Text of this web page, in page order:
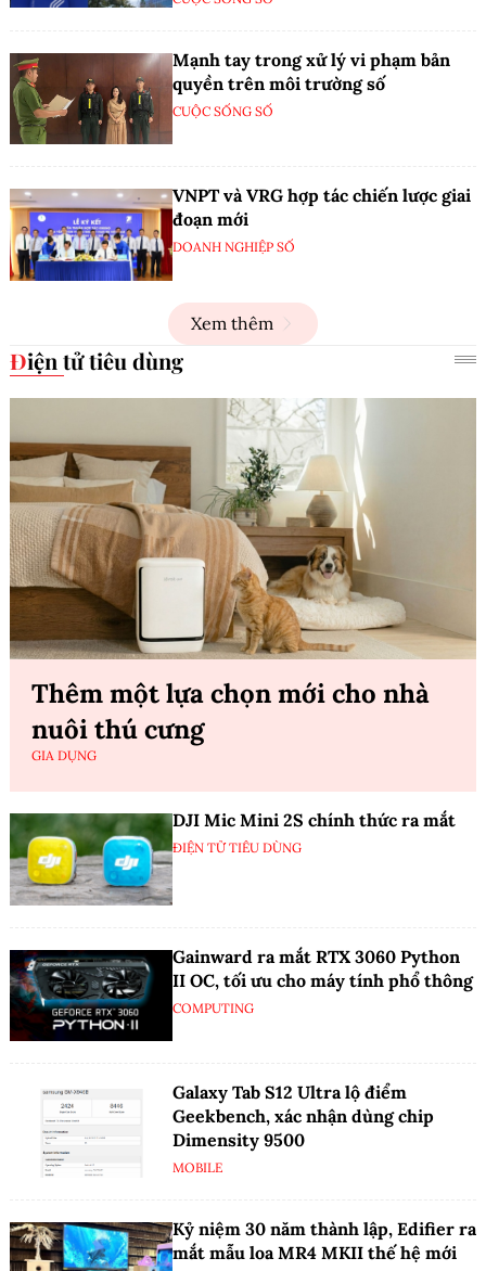
Mạnh tay trong xử lý vi phạm bản
quyền trên môi trường số
CUỘC SỐNG SỐ
VNPT và VRG hợp tác chiến lược giai
đoạn mới
DOANH NGHIỆP SỐ
Xem thêm
Điện tử tiêu dùng
Thêm một lựa chọn mới cho nhà
nuôi thú cưng
GIA DỤNG
DJI Mic Mini 2S chính thức ra mắt
ĐIỆN TỬ TIÊU DÙNG
Gainward ra mắt RTX 3060 Python
II OC, tối ưu cho máy tính phổ thông
COMPUTING
Galaxy Tab S12 Ultra lộ điểm
Geekbench, xác nhận dùng chip
Dimensity 9500
MOBILE
Kỷ niệm 30 năm thành lập, Edifier ra
mắt mẫu loa MR4 MKII thế hệ mới